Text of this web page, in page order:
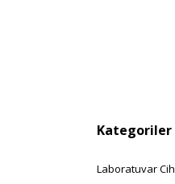
Kategoriler
Laboratuvar